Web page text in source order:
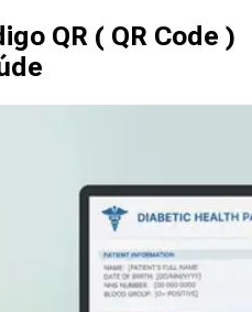
QR ( QR Code )